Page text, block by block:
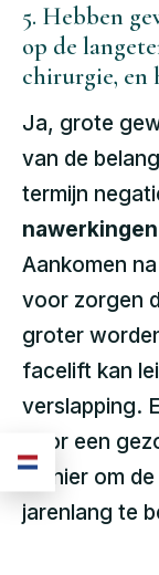
5. Hebben
op de
chirurgie, en
Ja, grote
van de
termijn
Aankomen
voor zorgen
groter
facelift kan
verslapping.
door een
manier om
jarenlang te